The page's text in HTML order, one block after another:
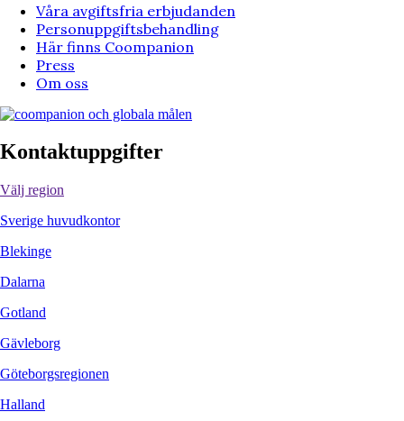
Våra avgiftsfria erbjudanden
Personuppgiftsbehandling
Här finns Coompanion
Press
Om oss
Kontaktuppgifter
Välj region
Sverige huvudkontor
Blekinge
Dalarna
Gotland
Gävleborg
Göteborgsregionen
Halland